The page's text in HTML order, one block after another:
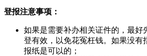
登报注意事项：
如果是需要补办相关证件的，最好
登有效，以免花冤枉钱。如果没有
报纸是可以的；